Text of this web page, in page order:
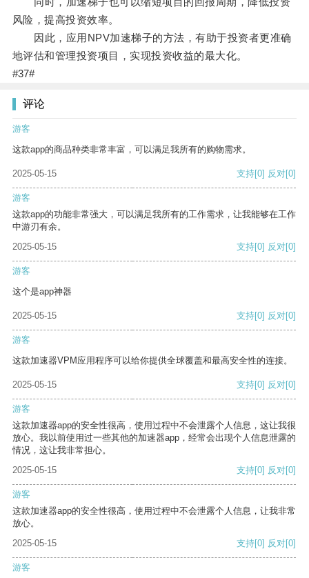
风险，提高投资效率。
因此，应用NPV加速梯子的方法，有助于投资者更准确
地评估和管理投资项目，实现投资收益的最大化。
#37#
评论
游客
这款app的商品种类非常丰富，可以满足我所有的购物需求。
2025-05-15 支持[0] 反对[0]
游客
这款app的功能非常强大，可以满足我所有的工作需求，让我能够在工作
中游刃有余。
2025-05-15
支持[0] 反对[0]
游客
这个是app神器
2025-05-15 支持[0] 反对[0]
游客
这款加速器VPM应用程序可以给你提供全球覆盖和最高安全性的连接。
2025-05-15 支持[0] 反对[0]
游客
这款加速器app的安全性很高，使用过程中不会泄露个人信息，这让我很
放心。我以前使用过一些其他的加速器app，经常会出现个人信息泄露的
情况，这让我非常担心。
2025-05-15
支持[0] 反对[0]
游客
这款加速器app的安全性很高，使用过程中不会泄露个人信息，让我非常
放心。
2025-05-15
支持[0] 反对[0]
游客